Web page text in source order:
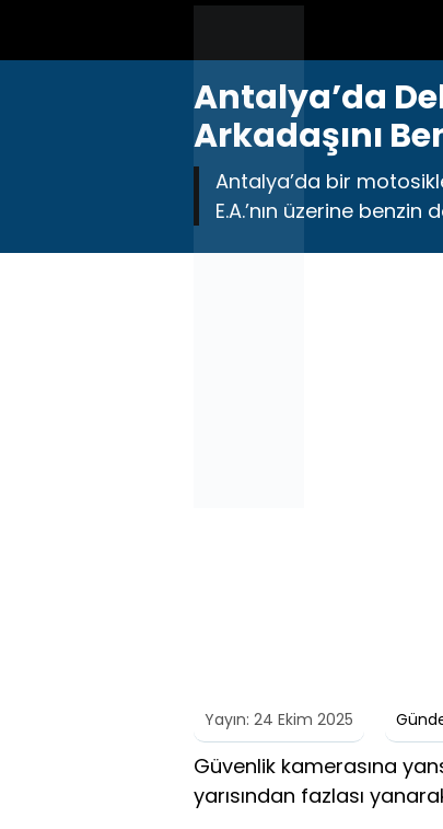
Antalya’da
Arkadaşını
Antalya’da bir
E.A.’nın üzerine
Yayın: 24 Ekim 2025
Güvenlik kamerasına
yarısından fazlası